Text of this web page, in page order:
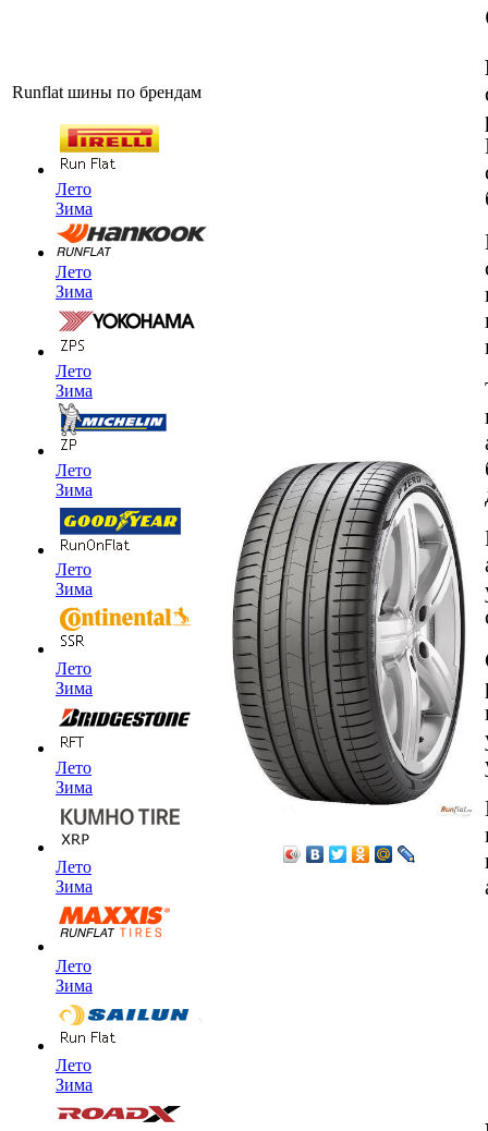
Runflat шины по брендам
Лето
Зима
Лето
Зима
Лето
Зима
Лето
Зима
Лето
Зима
Лето
Зима
Лето
Зима
Лето
Зима
Лето
Зима
Лето
Зима